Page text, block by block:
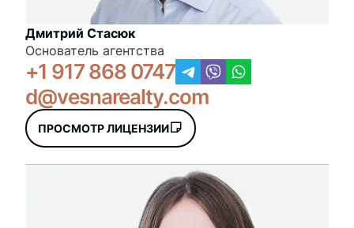
Дмитрий Стасюк
Основатель агентства
+1 917 868 0747
d@vesnarealty.com
ПРОСМОТР ЛИЦЕНЗИИ